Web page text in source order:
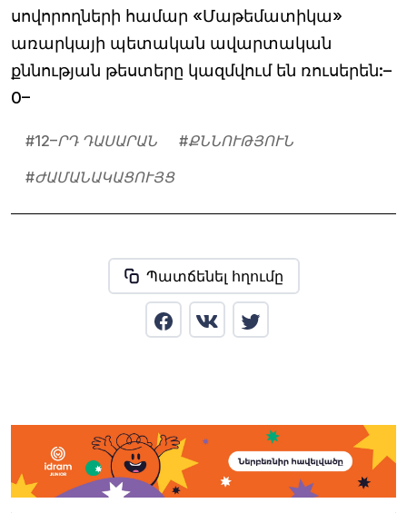
սովորողների համար «Մաթեմատիկա»
առարկայի պետական ավարտական
քննության թեստերը կազմվում են ռուսերեն:–
0–
#12–ՐԴ ԴԱՍԱՐԱՆ #ՔՆՆՈՒԹՅՈՒՆ
#ԺԱՄԱՆԱԿԱՑՈՒՅՑ
Պատճենել հղումը